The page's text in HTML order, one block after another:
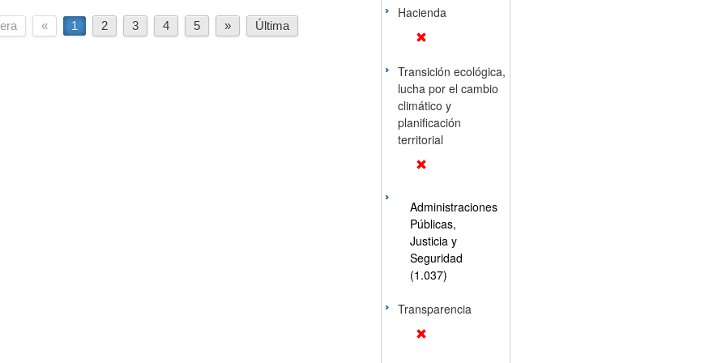
« 1 2 3 4 5 » Última
Hacienda
Transición ecológica,
lucha por el cambio
climático y
planificación
territorial
Administraciones
Públicas,
Justicia y
Seguridad
(1.037)
Transparencia